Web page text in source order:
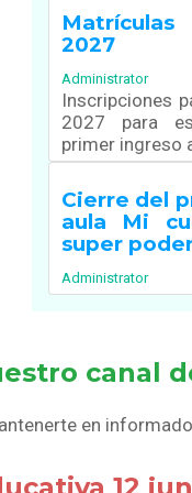
Matrículas
2027
Administrator
Inscripciones
2027 para
primer ingreso
Cierre del
aula Mi
super
Administrator
canal
en
12